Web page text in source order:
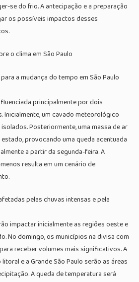
se do frio. A antecipação e a preparação
os possíveis impactos desses
o clima em São Paulo
a mudança do tempo em São Paulo
principalmente por dois
Inicialmente, um cavado meteorológico
Posteriormente, uma massa de ar
provocando uma queda acentuada
a partir da segunda-feira. A
resulta em um cenário de
pelas chuvas intensas e pela
impactar inicialmente as regiões oeste e
No domingo, os municípios na divisa com
receber volumes mais significativos. A
e a Grande São Paulo serão as áreas
A queda de temperatura será